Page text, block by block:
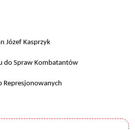
Józef Kasprzyk
do Spraw Kombatantów
Represjonowanych